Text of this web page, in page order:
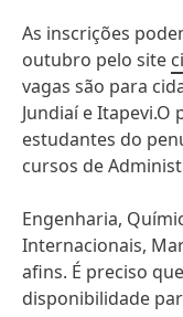
As inscrições
outubro pelo site
vagas são para
Jundiaí e
estudantes do
cursos de
Engenharia,
Internacionais,
afins. É preciso
disponibilidade